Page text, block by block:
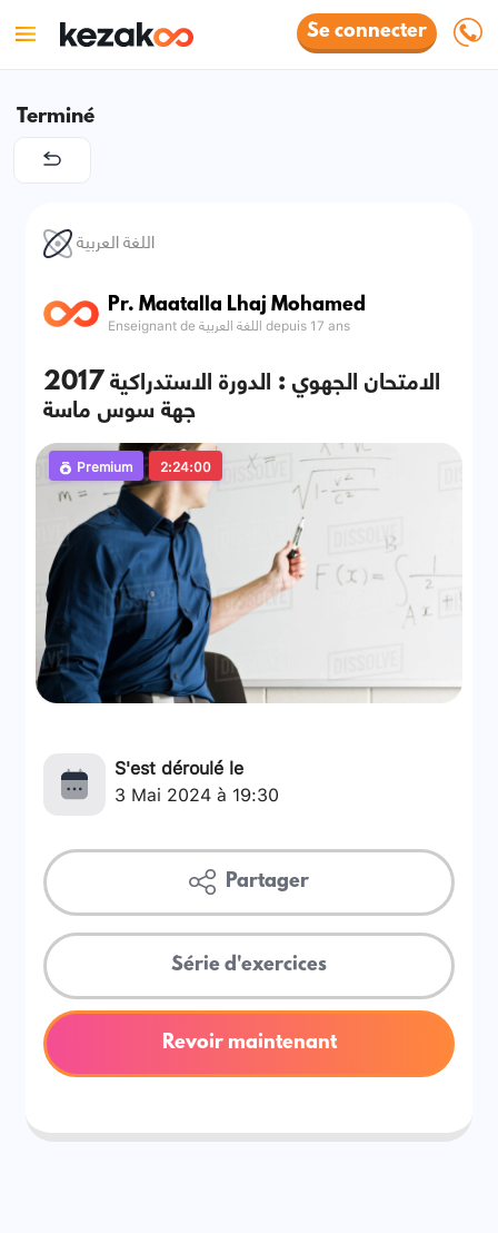
Se connecter
Terminé
اللغة العربية
Pr. Maatalla Lhaj Mohamed
Enseignant de اللغة العربية depuis 17 ans
الامتحان الجهوي : الدورة الاستدراكية 2017
جهة سوس ماسة
Premium 2:24:00
S'est déroulé le
3 Mai 2024 à 19:30
Partager
Série d'exercices
Revoir maintenant